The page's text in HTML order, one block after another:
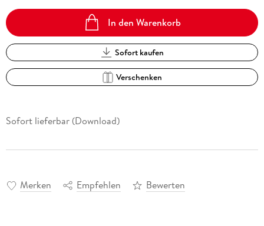
In den Warenkorb
Sofort kaufen
Verschenken
Sofort lieferbar (Download)
Merken Empfehlen Bewerten